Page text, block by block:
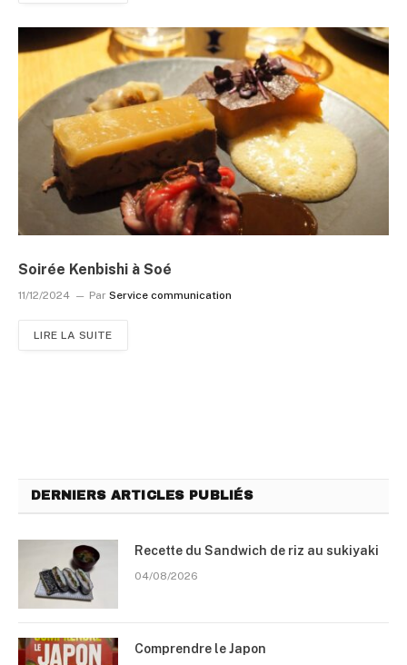
Soirée Kenbishi à Soé
11/12/2024 Par Service communication
LIRE LA SUITE
DERNIERS ARTICLES PUBLIÉS
Recette du Sandwich de riz au sukiyaki
04/08/2026
Comprendre le Japon